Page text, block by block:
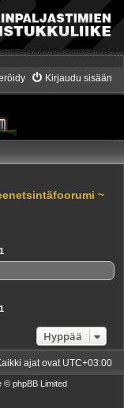
Kirjaudu sisään
~
1
1
Hyppää
ajat ovat UTC+03:00
© phpBB Limited